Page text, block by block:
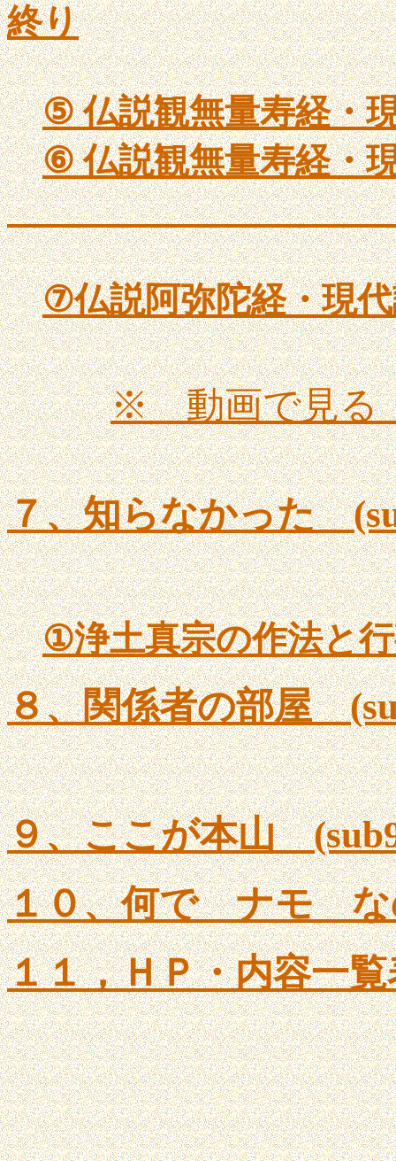
終り
⑤仏説観無量寿経・
⑥仏説観無量寿経・
観
⑦仏説阿弥陀経・現
※ 動画で見る
７、知らなかった
①浄土真宗の作法と
８、関係者の部屋
９、ここが本山
１０、何で ナモ な
１１，ＨＰ・内容一